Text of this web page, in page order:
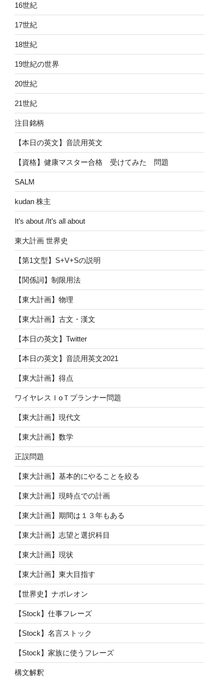
16世紀
17世紀
18世紀
19世紀の世界
20世紀
21世紀
注目銘柄
【本日の英文】音読用英文
【資格】健康マスター合格 受けてみた 問題
SALM
kudan 株主
It’s about /It’s all about
東大計画 世界史
【第1文型】S+V+Sの説明
【関係詞】制限用法
【東大計画】物理
【東大計画】古文・漢文
【本日の英文】Twitter
【本日の英文】音読用英文2021
【東大計画】得点
ワイヤレスＩoＴプランナー問題
【東大計画】現代文
【東大計画】数学
正誤問題
【東大計画】基本的にやることを絞る
【東大計画】現時点での計画
【東大計画】期間は１３年もある
【東大計画】志望と選択科目
【東大計画】現状
【東大計画】東大目指す
【世界史】ナポレオン
【Stock】仕事フレーズ
【Stock】名言ストック
【Stock】家族に使うフレーズ
構文解釈